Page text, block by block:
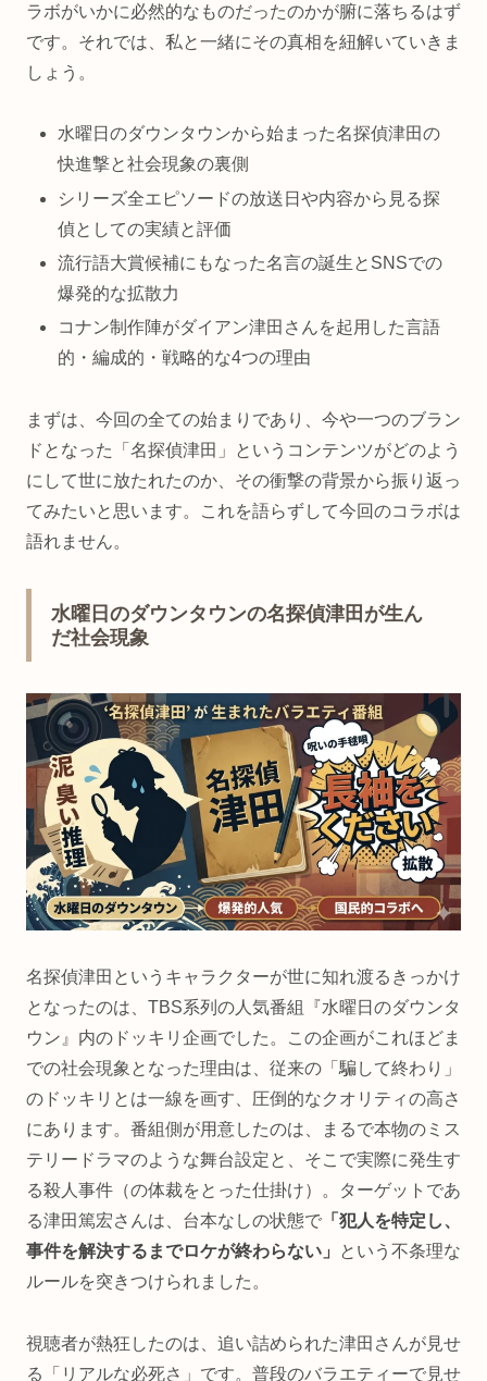
ラボがいかに必然的なものだったのかが腑に落ちるはず
です。それでは、私と一緒にその真相を紐解いていきま
しょう。
水曜日のダウンタウンから始まった名探偵津田の
快進撃と社会現象の裏側
シリーズ全エピソードの放送日や内容から見る探
偵としての実績と評価
流行語大賞候補にもなった名言の誕生とSNSでの
爆発的な拡散力
コナン制作陣がダイアン津田さんを起用した言語
的・編成的・戦略的な4つの理由
まずは、今回の全ての始まりであり、今や一つのブラン
ドとなった「名探偵津田」というコンテンツがどのよう
にして世に放たれたのか、その衝撃の背景から振り返っ
てみたいと思います。これを語らずして今回のコラボは
語れません。
水曜日のダウンタウンの名探偵津田が生ん
だ社会現象
名探偵津田というキャラクターが世に知れ渡るきっかけ
となったのは、TBS系列の人気番組『水曜日のダウンタ
ウン』内のドッキリ企画でした。この企画がこれほどま
での社会現象となった理由は、従来の「騙して終わり」
のドッキリとは一線を画す、圧倒的なクオリティの高さ
にあります。番組側が用意したのは、まるで本物のミス
テリードラマのような舞台設定と、そこで実際に発生す
る殺人事件（の体裁をとった仕掛け）。ターゲットであ
る津田篤宏さんは、台本なしの状態で 「犯人を特定し、
事件を解決するまでロケが終わらない」
という不条理な
ルールを突きつけられました。
視聴者が熱狂したのは、追い詰められた津田さんが見せ
る「リアルな必死さ」です。普段のバラエティーで見せ